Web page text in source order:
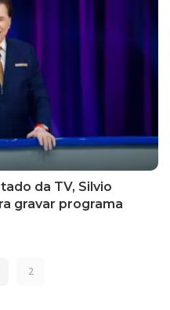
da TV, Silvio
gravar programa
2